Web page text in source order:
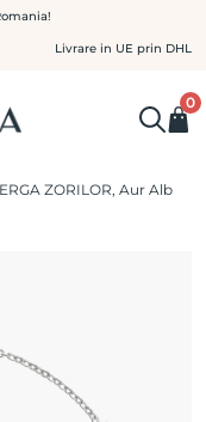
Livrare in UE prin DHL
0
ZORILOR, Aur Alb